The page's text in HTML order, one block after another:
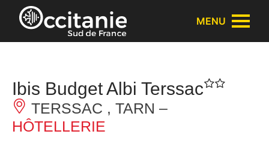
Panneau de gestion des cookies
MENU
Ibis Budget Albi Terssac
TERSSAC , TARN –
HÔTELLERIE